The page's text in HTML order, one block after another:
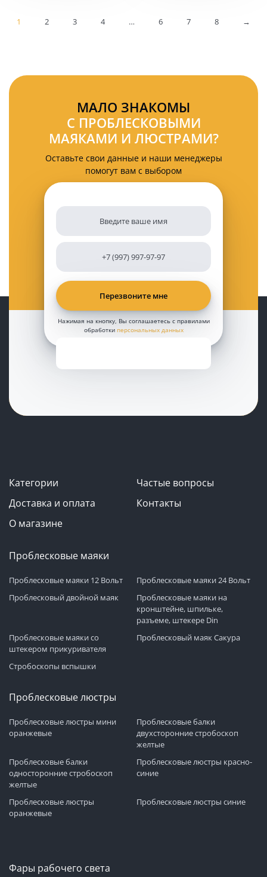
в
1 2 3 4 … 6 7 8 →
МАЛО ЗНАКОМЫ
С ПРОБЛЕСКОВЫМИ
МАЯКАМИ И ЛЮСТРАМИ?
Оставьте свои данные и наши менеджеры
помогут вам с выбором
Нажимая на кнопку, Вы соглашаетесь с правилами
обработки персональных данных
Категории
Частые вопросы
Доставка и оплата
Контакты
О магазине
Проблесковые маяки
Проблесковые маяки 12 Вольт
Проблесковые маяки 24 Вольт
Проблесковый двойной маяк
Проблесковые маяки на
кронштейне, шпильке,
разъеме, штекере Din
Проблесковые маяки со
штекером прикуривателя
Проблесковый маяк Сакура
Стробоскопы вспышки
Проблесковые люстры
Проблесковые люстры мини
оранжевые
Проблесковые балки
двухсторонние стробоскоп
желтые
Проблесковые балки
односторонние стробоскоп
желтые
Проблесковые люстры красно-
синие
Проблесковые люстры
оранжевые
Проблесковые люстры синие
Фары рабочего света